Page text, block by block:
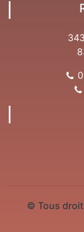
© Tous